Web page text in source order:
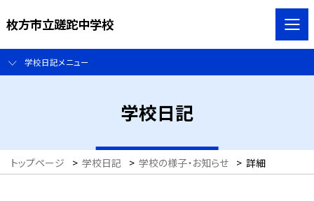
枚方市立蹉跎中学校
学校日記メニュー
学校日記
トップページ > 学校日記 > 学校の様子・お知らせ > 詳細